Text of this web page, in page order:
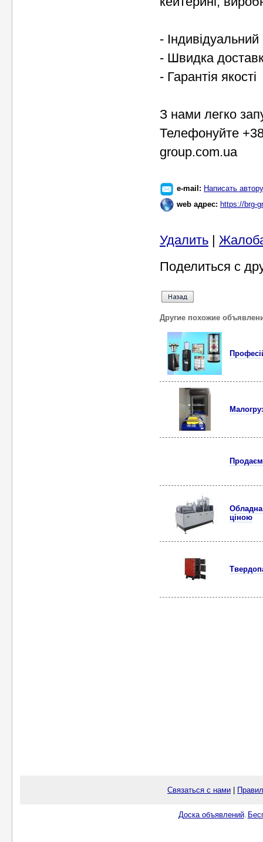
- Індивідуальний
- Швидка
- Гарантія якості
З нами легко
Телефонуйте
group.com.ua
e-mail: Написать автору
web адрес: https://brg-
Удалить |
Поделиться с
Другие похожие
ціною
Связаться с нами
Доска объявлений.